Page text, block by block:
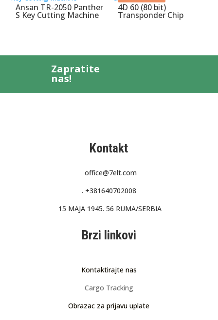
Ansan TR-2050 Panther
S Key Cutting Machine
4D 60 (80 bit)
Transponder Chip
Zapratite
nas!
Kontakt
office@7elt.com
. +381640702008
15 MAJA 1945. 56 RUMA/SERBIA
Brzi linkovi
Kontaktirajte nas
Cargo Tracking
Obrazac za prijavu uplate